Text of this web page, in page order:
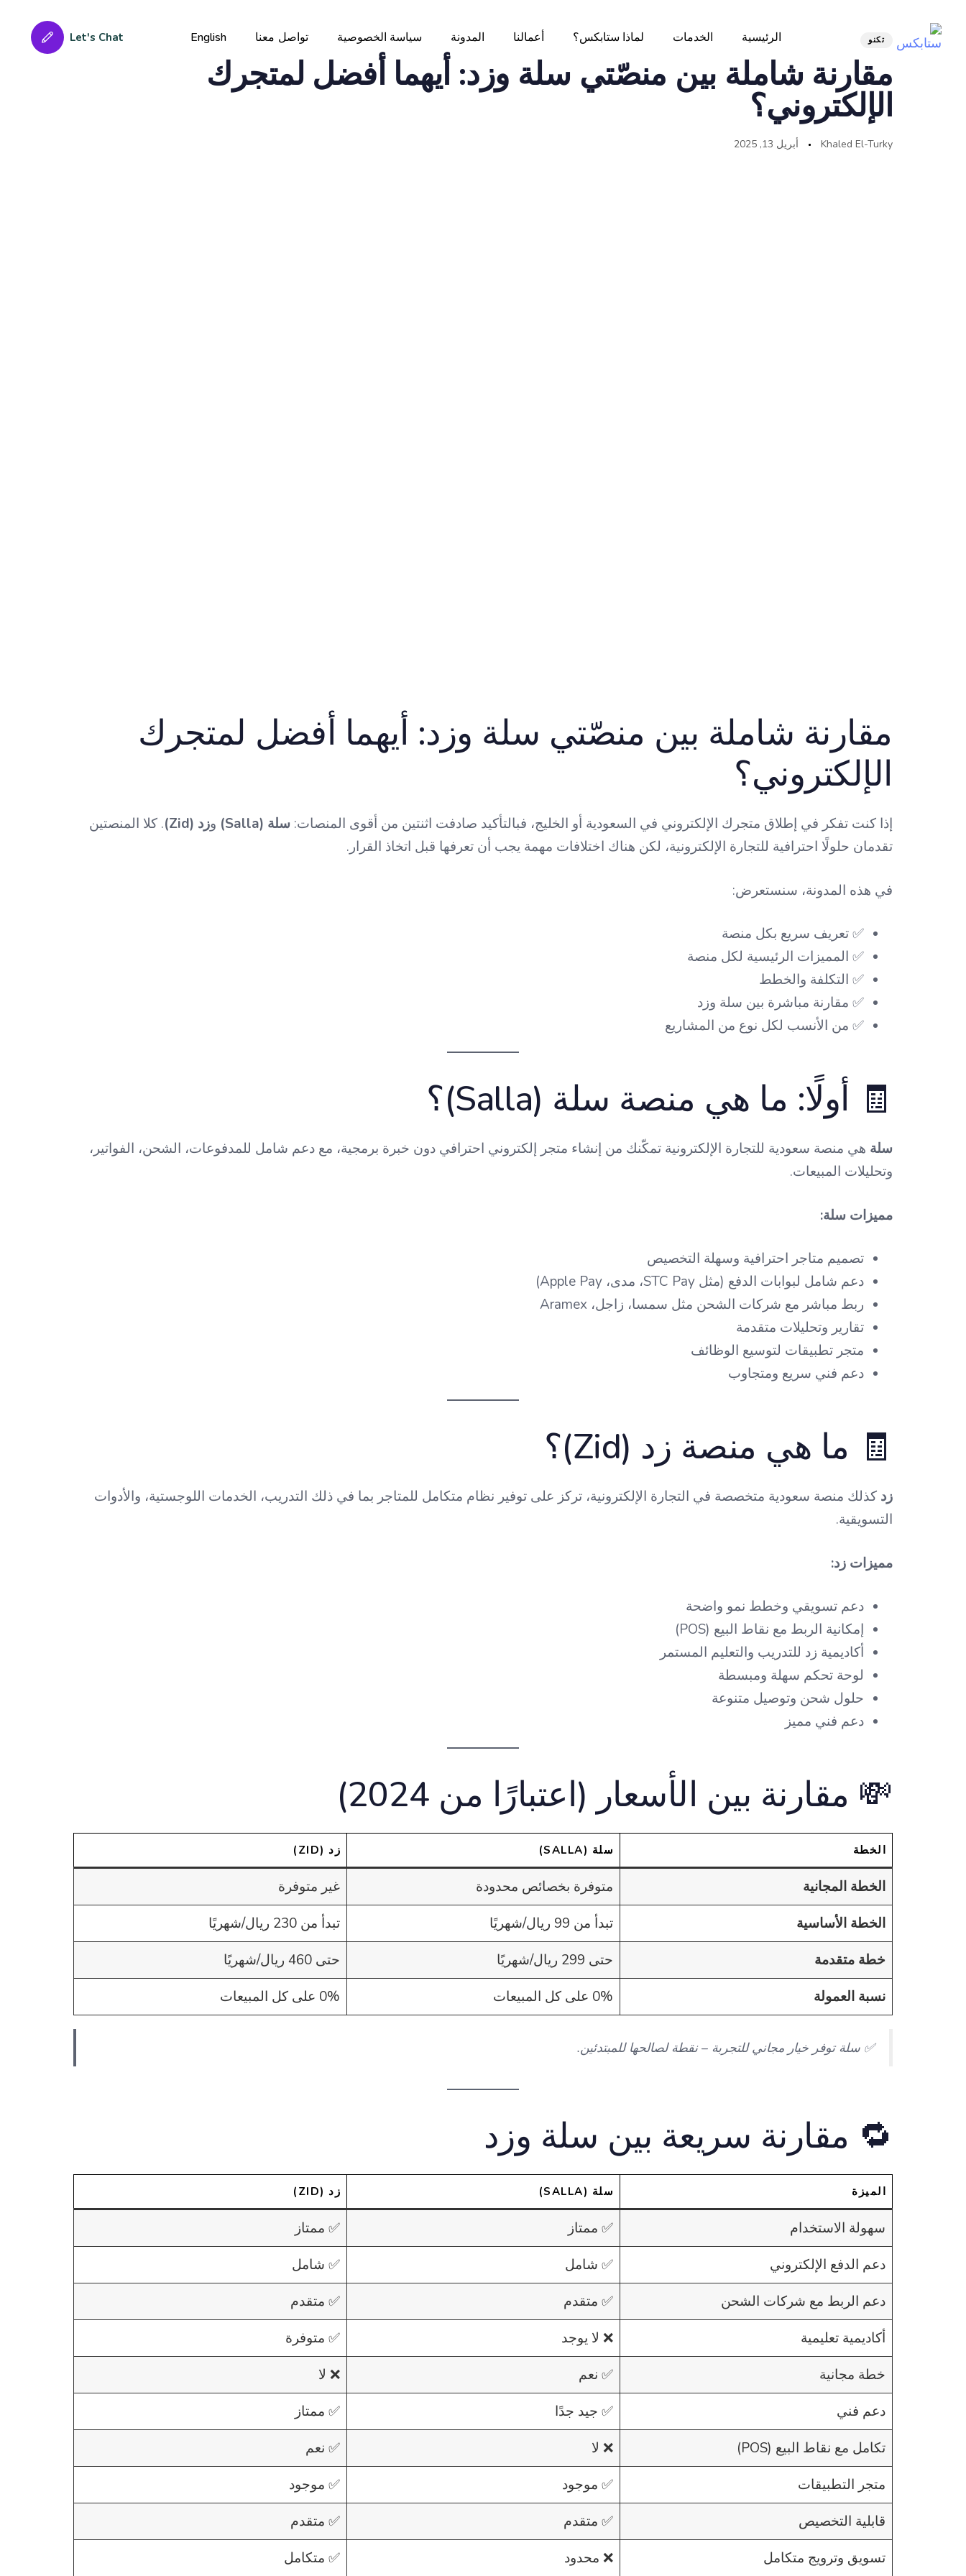
الرئيسية الخدمات لماذا ستابكس؟ أعمالنا المدونة سياسة الخصوصية تواصل معنا English
Let's Chat
IN:
تكنو
مقارنة شاملة بين منصّتي سلة وزد: أيهما أفضل لمتجرك
الإلكتروني؟
Khaled El-Turky
on:
أبريل 13, 2025
مقارنة شاملة بين منصّتي سلة وزد: أيهما أفضل لمتجرك
الإلكتروني؟
إذا كنت تفكر في إطلاق متجرك الإلكتروني في السعودية أو الخليج، فبالتأكيد صادفت اثنتين من أقوى المنصات: سلة (Salla) وزد (Zid)
. كلا المنصتين
تقدمان حلولًا احترافية للتجارة الإلكترونية، لكن هناك اختلافات مهمة يجب أن تعرفها قبل اتخاذ القرار.
في هذه المدونة، سنستعرض:
✅ تعريف سريع بكل منصة
✅ المميزات الرئيسية لكل منصة
✅ التكلفة والخطط
✅ مقارنة مباشرة بين سلة وزد
✅ من الأنسب لكل نوع من المشاريع
🧾 أولًا: ما هي منصة سلة (Salla)؟
سلة هي منصة سعودية للتجارة الإلكترونية تمكّنك من إنشاء متجر إلكتروني احترافي دون خبرة برمجية، مع دعم شامل للمدفوعات، الشحن، الفواتير،
وتحليلات المبيعات.
مميزات سلة:
تصميم متاجر احترافية وسهلة التخصيص
دعم شامل لبوابات الدفع (مثل STC Pay، مدى، Apple Pay)
ربط مباشر مع شركات الشحن مثل سمسا، زاجل، Aramex
تقارير وتحليلات متقدمة
متجر تطبيقات لتوسيع الوظائف
دعم فني سريع ومتجاوب
🧾 ما هي منصة زد (Zid)؟
زد كذلك منصة سعودية متخصصة في التجارة الإلكترونية، تركز على توفير نظام متكامل للمتاجر بما في ذلك التدريب، الخدمات اللوجستية، والأدوات
التسويقية.
مميزات زد:
دعم تسويقي وخطط نمو واضحة
إمكانية الربط مع نقاط البيع (POS)
أكاديمية زد للتدريب والتعليم المستمر
لوحة تحكم سهلة ومبسطة
حلول شحن وتوصيل متنوعة
دعم فني مميز
💸 مقارنة بين الأسعار (اعتبارًا من 2024)
الخطة سلة (SALLA) زد (ZID)
الخطة المجانية متوفرة بخصائص محدودة
غير متوفرة
الخطة الأساسية
تبدأ من 99 ريال/شهريًا
تبدأ من 230 ريال/شهريًا
خطة متقدمة
حتى 299 ريال/شهريًا
حتى 460 ريال/شهريًا
نسبة العمولة
0% على كل المبيعات 0% على كل المبيعات
✅ سلة توفر خيار مجاني للتجربة – نقطة لصالحها للمبتدئين.
🔁 مقارنة سريعة بين سلة وزد
الميزة سلة (SALLA) زد (ZID)
سهولة الاستخدام ✅ ممتاز
✅ ممتاز
دعم الدفع الإلكتروني
✅ شامل
✅ شامل
دعم الربط مع شركات الشحن
✅ متقدم
✅ متقدم
أكاديمية تعليمية
❌ لا يوجد
✅ متوفرة
خطة مجانية
✅ نعم
❌ لا
دعم فني
✅ جيد جدًا
✅ ممتاز
تكامل مع نقاط البيع (POS)
❌ لا
✅ نعم
متجر التطبيقات
✅ موجود
✅ موجود
قابلية التخصيص
✅ متقدم
✅ متقدم
تسويق وترويج متكامل
❌ محدود ✅ متكامل